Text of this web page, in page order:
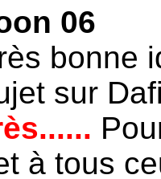
06
bonne
sur
à tous